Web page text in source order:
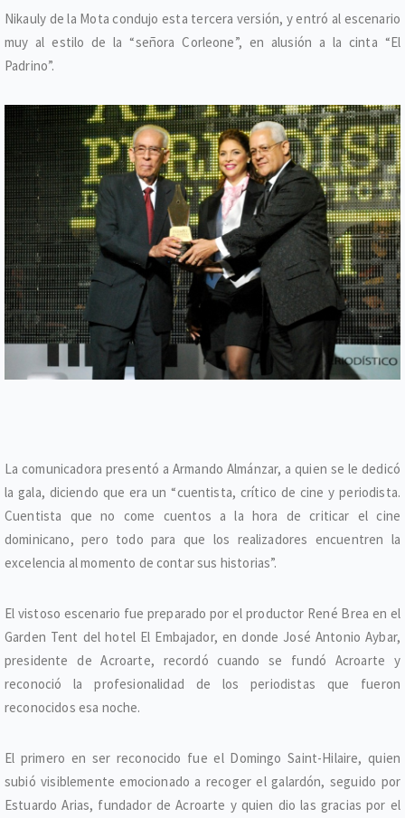
Nikauly de la Mota condujo esta tercera versión, y entró al escenario
muy al estilo de la “señora Corleone”, en alusión a la cinta “El
Padrino”.
La comunicadora presentó a Armando Almánzar, a quien se le dedicó
la gala, diciendo que era un “cuentista, crítico de cine y periodista.
Cuentista que no come cuentos a la hora de criticar el cine
dominicano, pero todo para que los realizadores encuentren la
excelencia al momento de contar sus historias”.
El vistoso escenario fue preparado por el productor René Brea en el
Garden Tent del hotel El Embajador, en donde José Antonio Aybar,
presidente de Acroarte, recordó cuando se fundó Acroarte y
reconoció la profesionalidad de los periodistas que fueron
reconocidos esa noche.
El primero en ser reconocido fue el Domingo Saint-Hilaire, quien
subió visiblemente emocionado a recoger el galardón, seguido por
Estuardo Arias, fundador de Acroarte y quien dio las gracias por el